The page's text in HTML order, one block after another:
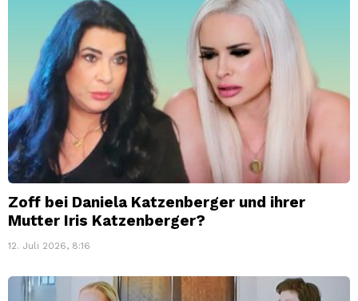
Zoff bei Daniela Katzenberger und ihrer
Mutter Iris Katzenberger?
12. Juli 2026, 8:16